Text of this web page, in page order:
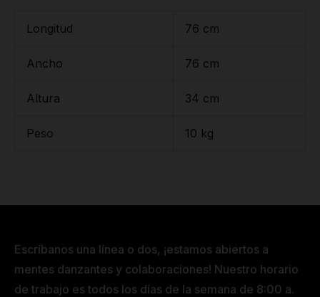
Longitud 76 cm
Ancho 76 cm
Altura 34 cm
Peso 10 kg
Escríbanos una línea o dos, ¡estamos abiertos a
mentes danzantes y colaboraciones! Nuestro horario
de trabajo es todos los días de la semana de 8:00 a.